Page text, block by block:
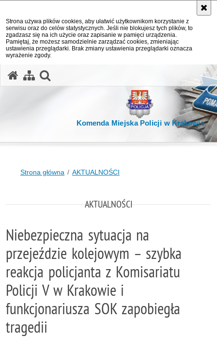
Strona używa plików cookies, aby ułatwić użytkownikom korzystanie z
serwisu oraz do celów statystycznych. Jeśli nie blokujesz tych plików, to
zgadzasz się na ich użycie oraz zapisanie w pamięci urządzenia.
Pamiętaj, że możesz samodzielnie zarządzać cookies, zmieniając
ustawienia przeglądarki. Brak zmiany ustawienia przeglądarki oznacza
wyrażenie zgody.
Komenda Miejska Policji w Krakowie
Strona główna AKTUALNOŚCI
AKTUALNOŚCI
Niebezpieczna sytuacja na
przejeździe kolejowym – szybka
reakcja policjanta z Komisariatu
Policji V w Krakowie i
funkcjonariusza SOK zapobiegła
tragedii